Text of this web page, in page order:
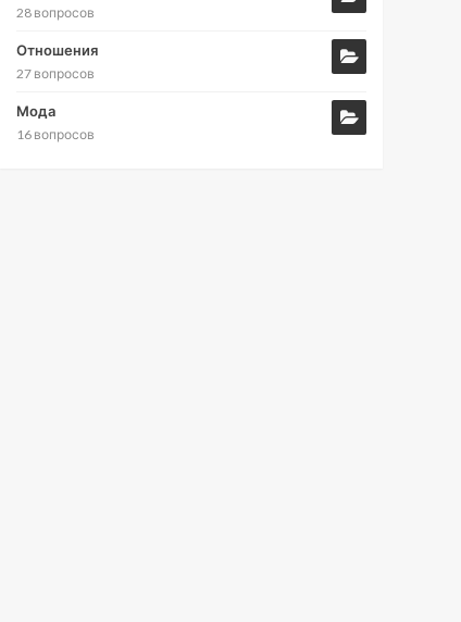
28 вопросов
Отношения
27 вопросов
Мода
16 вопросов